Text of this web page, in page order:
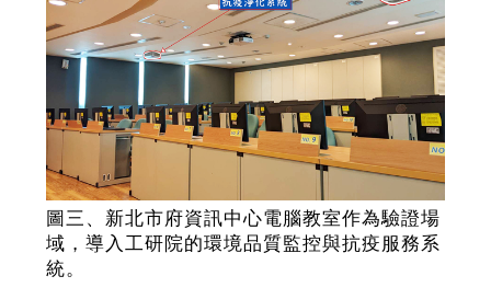
圖三、新北市府資訊中心電腦教室作為驗證場
域，導入工研院的環境品質監控與抗疫服務系
統。